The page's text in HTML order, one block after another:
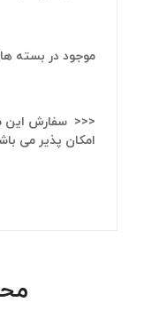
موجود در بسته های ۲۰۰ و ۳۰۰
<<< سفارش این
امکان پذیر می